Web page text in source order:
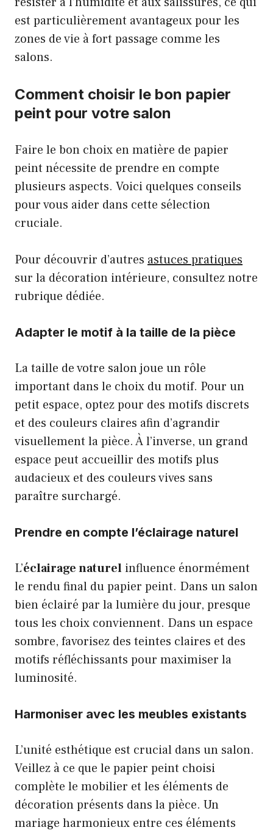
est particulièrement avantageux pour les
zones de vie à fort passage comme les
salons.
Comment choisir le bon papier
peint pour votre salon
Faire le bon choix en matière de papier
peint nécessite de prendre en compte
plusieurs aspects. Voici quelques conseils
pour vous aider dans cette sélection
cruciale.
Pour découvrir d’autres astuces pratiques
sur la décoration intérieure, consultez notre
rubrique dédiée.
Adapter le motif à la taille de la pièce
La taille de votre salon joue un rôle
important dans le choix du motif. Pour un
petit espace, optez pour des motifs discrets
et des couleurs claires afin d’agrandir
visuellement la pièce. À l’inverse, un grand
espace peut accueillir des motifs plus
audacieux et des couleurs vives sans
paraître surchargé.
Prendre en compte l’éclairage naturel
L’éclairage naturel influence énormément
le rendu final du papier peint. Dans un salon
bien éclairé par la lumière du jour, presque
tous les choix conviennent. Dans un espace
sombre, favorisez des teintes claires et des
motifs réfléchissants pour maximiser la
luminosité.
Harmoniser avec les meubles existants
L’unité esthétique est crucial dans un salon.
Veillez à ce que le papier peint choisi
complète le mobilier et les éléments de
décoration présents dans la pièce. Un
mariage harmonieux entre ces éléments